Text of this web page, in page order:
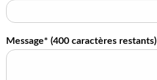
Message* (400 caractères restants)